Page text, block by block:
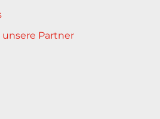
unsere Partner